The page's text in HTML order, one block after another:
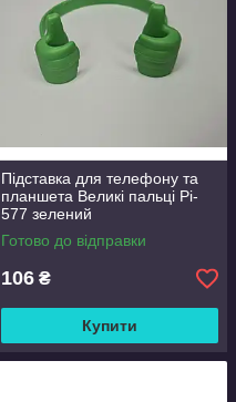
Підставка для телефону та
планшета Великі пальці Pi-
577 зелений
Готово до відправки
106 ₴
Купити